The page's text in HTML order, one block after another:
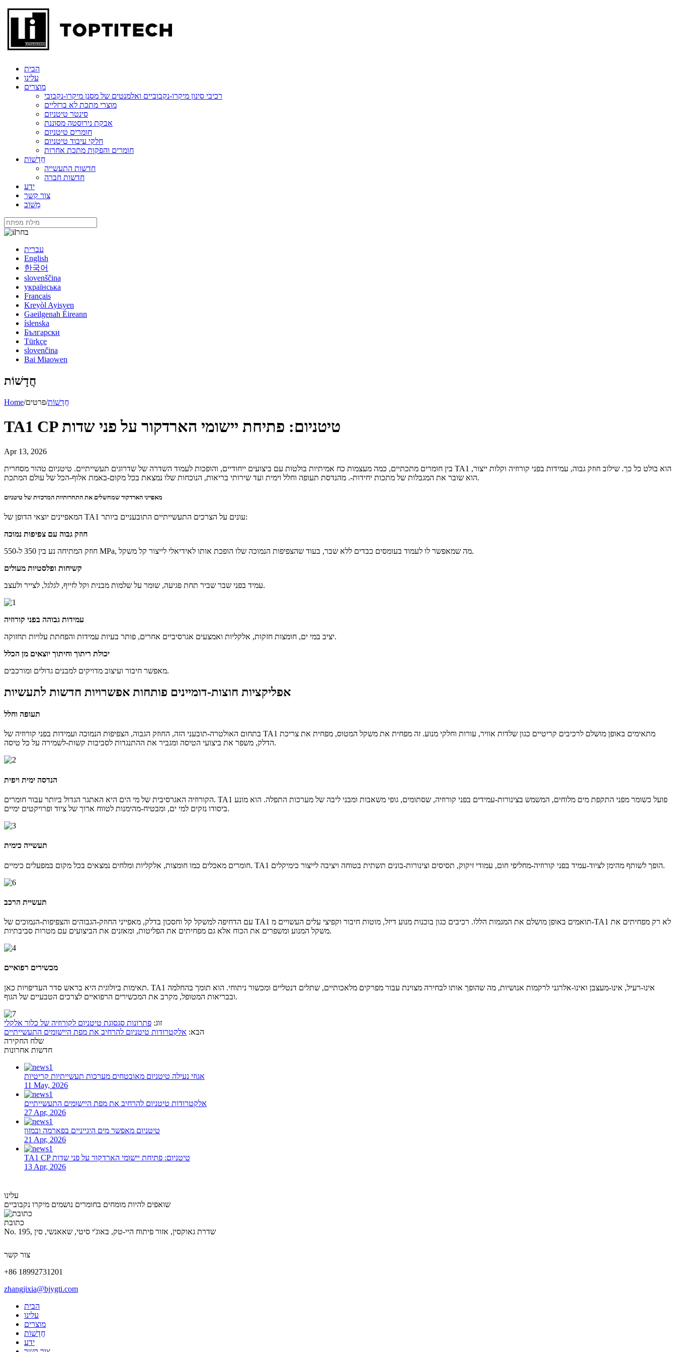
הבית
עלינו
מוצרים
רכיבי סינון מיקרו-נקבוביים ואלמנטים של מסנן מיקרו-נקבובי
מוצרי מתכת לא ברזליים
סינטר טיטניום
אבקת נירוסטה מסוננת
חומרים טיטניום
חלקי עיבוד טיטניום
חומרים והפקות מתכת אחרות
חֲדָשׁוֹת
חדשות התעשייה
חדשות חברה
ידע
צור קשר
מָשׁוֹב
בחר
עברית
English
한국어
slovenščina
українська
Français
Kreyòl Ayisyen
Gaeilgenah Éireann
íslenska
Български
Türkçe
slovenčina
Bai Miaowen
חֲדָשׁוֹת
Home/ חֲדָשׁוֹת/פרטים
TA1 CP טיטניום: פתיחת יישומי הארדקור על פני שדות
Apr 13, 2026
בין חומרים מתכתיים, כמה מעצמות כח אמיתיות בולטות עם ביצועים ייחודיים, והופכות לעמוד השדרה של שדרוגים תעשייתיים. טיטניום טהור מסחרית TA1 הוא בולט כל כך. שילוב חוזק גבוה, עמידות בפני קורוזיה וקלות ייצור,
הוא שובר את המגבלות של מתכות יחידות-. מהנדסת תעופה וחלל וימית ועד שירותי בריאות, הנוכחות שלו נמצאת בכל מקום-באמת אלוף-הכל של עולם המתכת.
מאפייני הארדקור שמחשלים את התחרותיות המרכזית של טיטניום
המאפיינים יוצאי הדופן של TA1 עונים על הצרכים התעשייתיים התובעניים ביותר:
חוזק גבוה עם צפיפות נמוכה
חוזק המתיחה נע בין 350 ל-550 MPa, מה שמאפשר לו לעמוד בעומסים כבדים ללא שבר, בעוד שהצפיפות הנמוכה שלו הופכת אותו לאידיאלי לייצור קל משקל.
קשיחות ופלסטיות מעולים
עמיד בפני שבר שביר תחת פגיעה, שומר על שלמות מבנית וקל לזייף, לגלגל, לצייר ולעצב.
עמידות גבוהה בפני קורוזיה
יציב במי ים, חומצות חזקות, אלקליות ואמצעים אגרסיביים אחרים, פותר בעיות עמידות והפחתת עלויות תחזוקה.
יכולת ריתוך וחיתוך יוצאים מן הכלל
מאפשר חיבור ועיצוב מדויקים למבנים גדולים ומורכבים.
אפליקציות חוצות-דומיינים פותחות אפשרויות חדשות לתעשיות
תעופה וחלל
בתחום האולטרה-תובעני הזה, החוזק הגבוה, הצפיפות הנמוכה ועמידות בפני קורוזיה של TA1 מתאימים באופן מושלם לרכיבים קריטיים כגון שלדות אוויר, עורות וחלקי מנוע. זה מפחית את משקל המטוס, מפחית את צריכת
הדלק, משפר את ביצועי הטיסה ומגביר את ההתנגדות לסביבות קשות-לשמירה על כל טיסה.
הנדסה ימית ויפית
הקורוזיה האגרסיבית של מי הים היא האתגר הגדול ביותר עבור חומרים. TA1 פועל כשומר מפני התקפת מים מלוחים, המשמש בצינורות-עמידים בפני קורוזיה, שסתומים, גופי משאבות ומבני ליבה של מערכות התפלה. הוא מונע
ביסודו נזקים למי ים, ומבטיח-מהימנות לטווח ארוך של ציוד ופרויקטים ימיים.
תעשייה כימית
חומרים מאכלים כמו חומצות, אלקליות ומלחים נמצאים בכל מקום במפעלים כימיים. TA1 הופך לשותף מהימן לציוד-עמיד בפני קורוזיה-מחליפי חום, עמודי זיקוק, תסיסים וצינורות-בונים תשתית בטוחה ויציבה לייצור כימיקלים.
תעשיית הרכב
עם הדחיפה למשקל קל וחסכון בדלק, מאפייני החוזק-הגבוהים והצפיפות-הנמוכים של TA1 תואמים באופן מושלם את המגמות הללו. רכיבים כגון בוכנות מנוע דיזל, מוטות חיבור וקפיצי עלים העשויים מ-TA1 לא רק מפחיתים את
משקל המנוע ומשפרים את הכוח אלא גם מפחיתים את הפליטות, ומאזנים את הביצועים עם מטרות סביבתיות.
מכשירים רפואיים
תאימות ביולוגית היא בראש סדר העדיפויות כאן. TA1 אינו-רעיל, אינו-מעצבן ואינו-אלרגני לרקמות אנושיות, מה שהופך אותו לבחירה מצוינת עבור מפרקים מלאכותיים, שתלים דנטליים ומכשור ניתוחי. הוא תומך בהחלמה
ובבריאות המטופל, מקרב את המכשירים הרפואיים לצרכים הטבעיים של הגוף.
זוג: פתרונות סגסוגת טיטניום לקורוזיה של כלור אלקלי
הבא: אלקטרודות טיטניום להרחיב את מפת היישומים התעשייתיים
שלח החקירה
חדשות אחרונות
אגוזי נעילה טיטניום מאובטחים מערכות תעשייתיות קריטיות
11 May, 2026
אלקטרודות טיטניום להרחיב את מפת היישומים התעשייתיים
27 Apr, 2026
טיטניום מאפשר מים היגייניים בפארמה ובמזון
21 Apr, 2026
TA1 CP טיטניום: פתיחת יישומי הארדקור על פני שדות
13 Apr, 2026
עלינו
שואפים להיות מומחים בחומרים נושמים מיקרו נקבוביים
כתובת
No. 195, שדרת גאוקסין, אזור פיתוח היי-טק, באוג'י סיטי, שאאנשי, סין
צור קשר
+86 18992731201
zhangjixia@bjygti.com
הבית
עלינו
מוצרים
חֲדָשׁוֹת
ידע